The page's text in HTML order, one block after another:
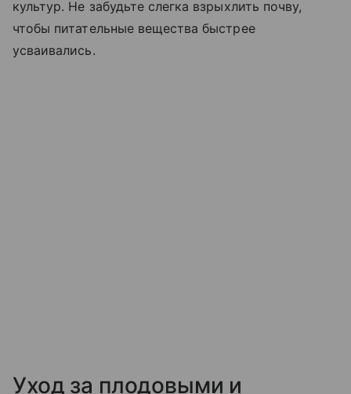
культур. Не забудьте слегка взрыхлить почву,
чтобы питательные вещества быстрее
усваивались.
Уход за плодовыми и